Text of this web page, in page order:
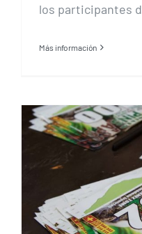
los participantes
Más información
Jueves